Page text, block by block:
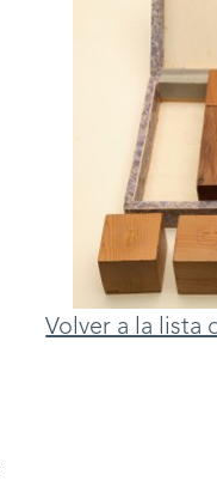
Volver a la lista